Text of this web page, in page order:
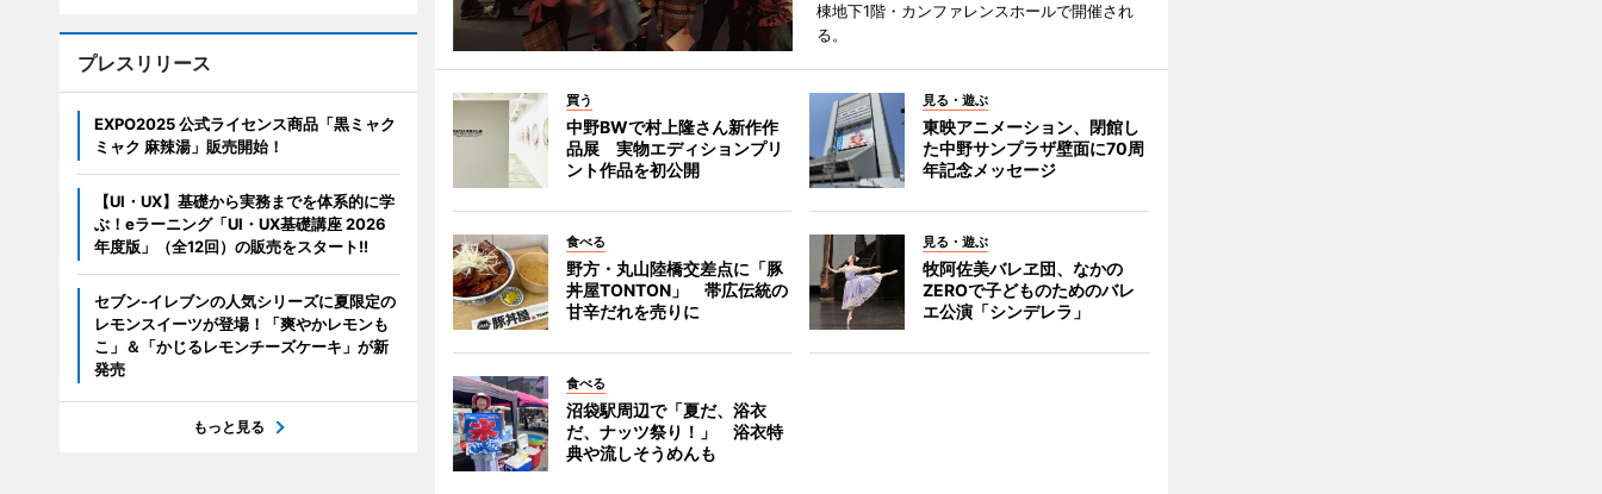
棟地下1階・カンファレンスホールで開催され
る。
買う
中野BWで村上隆さん新作作
品展 実物エディションプリ
ント作品を初公開
見る・遊ぶ
東映アニメーション、閉館し
た中野サンプラザ壁面に70周
年記念メッセージ
食べる
野方・丸山陸橋交差点に「豚
丼屋TONTON」 帯広伝統の
甘辛だれを売りに
見る・遊ぶ
牧阿佐美バレヱ団、なかの
ZEROで子どものためのバレ
エ公演「シンデレラ」
食べる
沼袋駅周辺で「夏だ、浴衣
だ、ナッツ祭り！」 浴衣特
典や流しそうめんも
プレスリリース
EXPO2025 公式ライセンス商品「黒ミャク
ミャク 麻辣湯」販売開始！
【UI・UX】基礎から実務までを体系的に学
ぶ！eラーニング「UI・UX基礎講座 2026
年度版」（全12回）の販売をスタート!!
セブン‐イレブンの人気シリーズに夏限定の
レモンスイーツが登場！「爽やかレモンも
こ」＆「かじるレモンチーズケーキ」が新
発売
もっと見る